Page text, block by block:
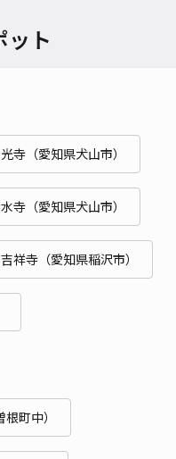
ット
寺（愛知県犬山市）
寺（愛知県犬山市）
吉祥寺（愛知県稲沢市）
町中）